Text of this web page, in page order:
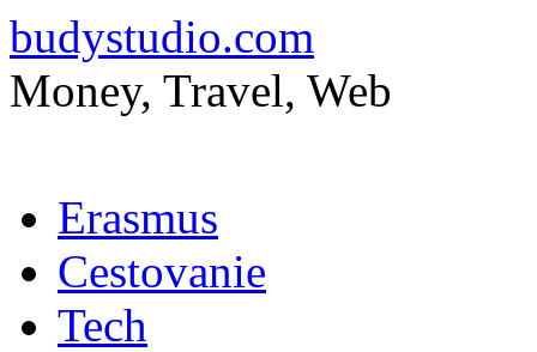
budystudio.com
Money, Travel, Web
to
contentErasmus
Cestovanie
Tech